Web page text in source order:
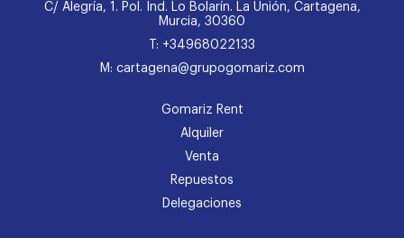
C/ Alegría, 1. Pol. Ind. Lo Bolarín. La Unión, Cartagena,
Murcia, 30360
T: +34968022133
M: cartagena@grupogomariz.com
Gomariz Rent
Alquiler
Venta
Repuestos
Delegaciones